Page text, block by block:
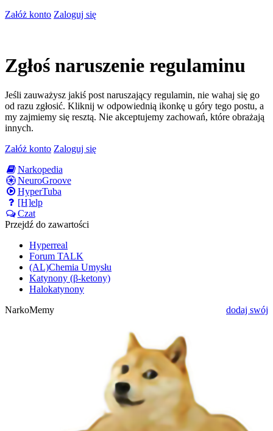
Załóż konto Zaloguj się
Zgłoś naruszenie regulaminu
Jeśli zauważysz jakiś post naruszający regulamin, nie wahaj się go
od razu zgłosić. Kliknij w odpowiednią ikonkę u góry tego postu, a
my zajmiemy się resztą. Nie akceptujemy zachowań, które obrażają
innych.
Załóż konto Zaloguj się
Narkopedia
NeuroGroove
HyperTuba
[H]elp
Czat
Przejdź do zawartości
Hyperreal
Forum TALK
(AL)Chemia Umysłu
Katynony (β-ketony)
Halokatynony
NarkoMemy
dodaj swój